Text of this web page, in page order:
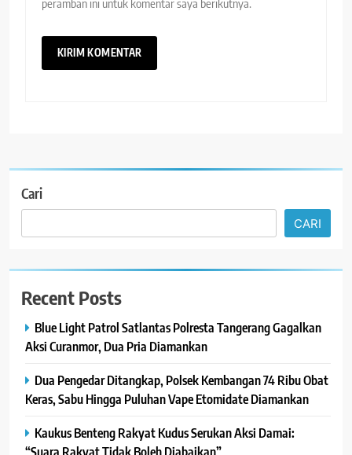
peramban ini untuk komentar saya berikutnya.
Cari
CARI
Recent Posts
Blue Light Patrol Satlantas Polresta Tangerang Gagalkan
Aksi Curanmor, Dua Pria Diamankan
Dua Pengedar Ditangkap, Polsek Kembangan 74 Ribu Obat
Keras, Sabu Hingga Puluhan Vape Etomidate Diamankan
Kaukus Benteng Rakyat Kudus Serukan Aksi Damai: